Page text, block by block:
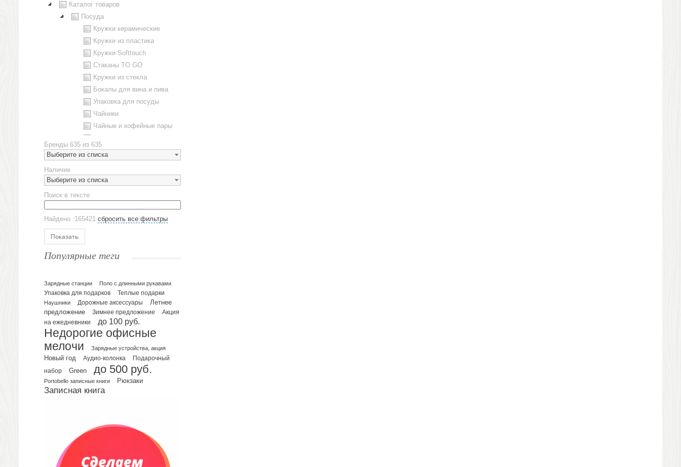
Каталог товаров
Посуда
Кружки керамические
Кружки из пластика
Кружки Softtouch
Стаканы TO GO
Кружки из стекла
Бокалы для вина и пива
Упаковка для посуды
Чайники
Чайные и кофейные пары
Наборы посуды
Предметы сервировки
Стаканы
Эко кружки
ЕВРОПОСУДА
Аксессуары
Ежедневники и блокноты
Датированные ежедневники
Планинги и телефонные книжки
Планинги датированные
Планинги недатированные
Телефонные книжки
Еженедельники
Органайзер на ежедневник
Сумки и Рюкзаки
Сумки для планшетов и ноутбуков
Рюкзаки
Конференц-сумки
Несессеры и косметички
Бренды 635 из 635
Выберите из списка
Наличие
Выберите из списка
Поиск в тексте
Найдено :165421 сбросить все фильтры
Показать
Популярные теги
Зарядные станции Поло с длинными рукавами
Упаковка для подарков
Теплые подарки
Наушники
Дорожные аксессуары
Летнее
предложение
Зимнее предложение
Акция
на ежедневники
до 100 руб.
Недорогие офисные
мелочи
Зарядные устройства, акция
Новый год Аудио-колонка
Подарочный
набор
Green до 500 руб.
Portobello записные книги Рюкзаки
Записная книга